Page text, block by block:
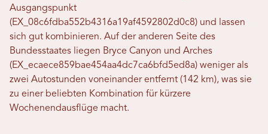
Ausgangspunkt
(EX_08c6fdba552b4316a19af4592802d0c8) und lassen
sich gut kombinieren. Auf der anderen Seite des
Bundesstaates liegen Bryce Canyon und Arches
(EX_ecaece859bae454aa4dc7ca6bfd5ed8a) weniger als
zwei Autostunden voneinander entfernt (142 km), was sie
zu einer beliebten Kombination für kürzere
Wochenendausflüge macht.